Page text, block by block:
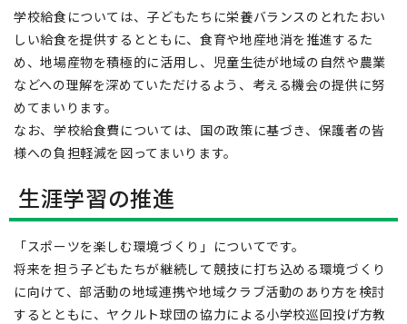
学校給食については、子どもたちに栄養バランスのとれたおい
しい給食を提供するとともに、食育や地産地消を推進するた
め、地場産物を積極的に活用し、児童生徒が地域の自然や農業
などへの理解を深めていただけるよう、考える機会の提供に努
めてまいります。
なお、学校給食費については、国の政策に基づき、保護者の皆
様への負担軽減を図ってまいります。
生涯学習の推進
「スポーツを楽しむ環境づくり」についてです。
将来を担う子どもたちが継続して競技に打ち込める環境づくり
に向けて、部活動の地域連携や地域クラブ活動のあり方を検討
するとともに、ヤクルト球団の協力による小学校巡回投げ方教